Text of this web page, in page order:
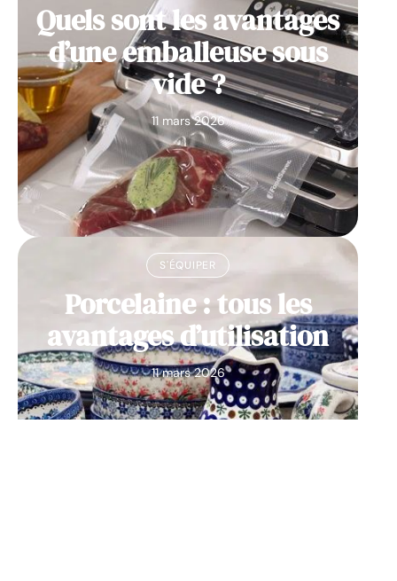
Quels sont les avantages
d’une emballeuse sous
vide ?
11 mars 2026
S'ÉQUIPER
Porcelaine : tous les
avantages d’utilisation
11 mars 2026